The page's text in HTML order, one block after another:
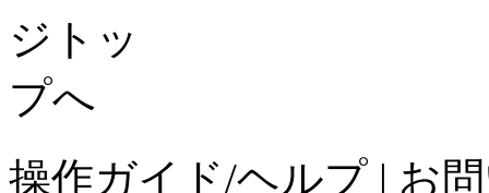
操作ガイド/ヘルプ | お